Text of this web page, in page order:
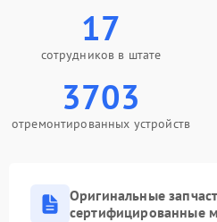
17
сотрудников в штате
3703
отремонтированных устройств
Оригинальные
сертифицированные